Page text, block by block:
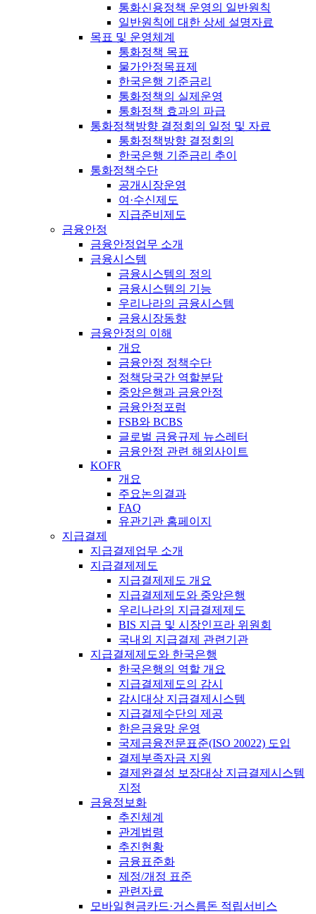
통화신용정책 운영의 일반원칙
일반원칙에 대한 상세 설명자료
목표 및 운영체계
통화정책 목표
물가안정목표제
한국은행 기준금리
통화정책의 실제운영
통화정책 효과의 파급
통화정책방향 결정회의 일정 및 자료
통화정책방향 결정회의
한국은행 기준금리 추이
통화정책수단
공개시장운영
여·수신제도
지급준비제도
금융안정
금융안정업무 소개
금융시스템
금융시스템의 정의
금융시스템의 기능
우리나라의 금융시스템
금융시장동향
금융안정의 이해
개요
금융안정 정책수단
정책당국간 역할분담
중앙은행과 금융안정
금융안정포럼
FSB와 BCBS
글로벌 금융규제 뉴스레터
금융안정 관련 해외사이트
KOFR
개요
주요논의결과
FAQ
유관기관 홈페이지
지급결제
지급결제업무 소개
지급결제제도
지급결제제도 개요
지급결제제도와 중앙은행
우리나라의 지급결제제도
BIS 지급 및 시장인프라 위원회
국내외 지급결제 관련기관
지급결제제도와 한국은행
한국은행의 역할 개요
지급결제제도의 감시
감시대상 지급결제시스템
지급결제수단의 제공
한은금융망 운영
국제금융전문표준(ISO 20022) 도입
결제부족자금 지원
결제완결성 보장대상 지급결제시스템
지정
금융정보화
추진체계
관계법령
추진현황
금융표준화
제정/개정 표준
관련자료
모바일현금카드·거스름돈 적립서비스